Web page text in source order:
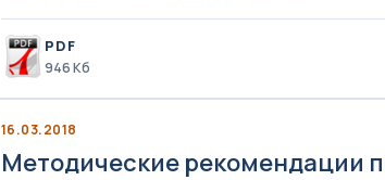
PDF
946 Кб
16.03.2018
Методические рекомендации